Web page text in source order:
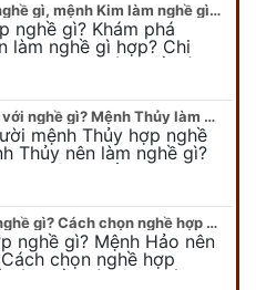
Mệnh Kim hợp nghề gì, mệnh Kim làm nghề gì để #Phát Tài Lộc
nghề gì? Khám phá
làm nghề gì hợp? Chi
kim hợp với nghề gì sẽ
Mệnh Thủy hợp với nghề gì? Mệnh Thủy làm nghề gì để #Ăn nên làm ra
mệnh Thủy hợp nghề
Thủy nên làm nghề gì?
mệnh Thủy sẽ được
Mệnh Hỏa hợp nghề gì? Cách chọn nghề hợp mệnh Hỏa hút nhiều tài lộc
nghề gì? Mệnh Hảo nên
chọn nghề hợp
hút nhiều tài lộc. Giúp